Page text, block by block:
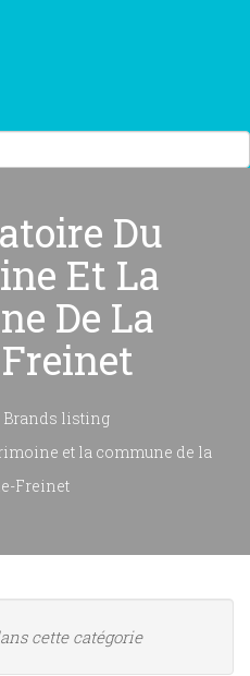
Du
Et La
De La
Brands listing
et la commune de la
Freinet
cette catégorie